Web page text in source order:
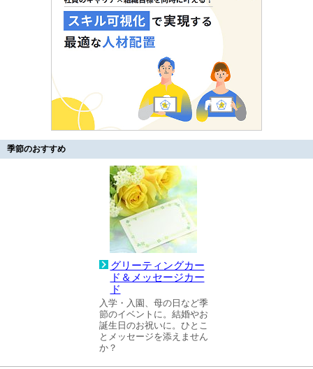
季節のおすすめ
グリーティングカー
ド＆メッセージカー
ド
入学・入園、母の日など季
節のイベントに。結婚やお
誕生日のお祝いに。ひとこ
とメッセージを添えません
か？